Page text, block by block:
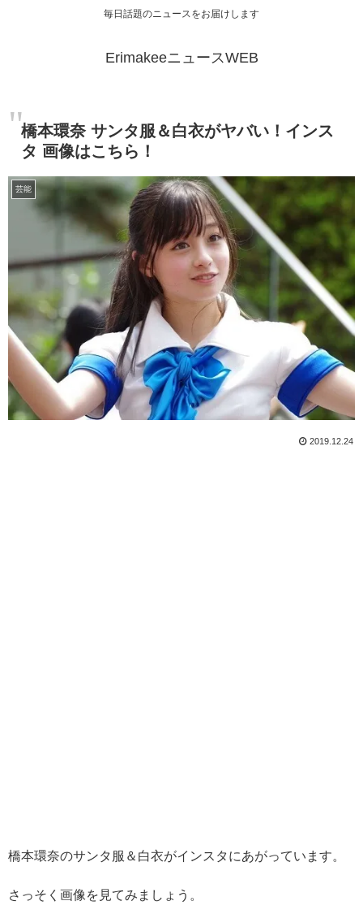
毎日話題のニュースをお届けします
ErimakeeニュースWEB
橋本環奈 サンタ服＆白衣がヤバい！インス
タ 画像はこちら！
芸能
2019.12.24
橋本環奈のサンタ服＆白衣がインスタにあがっています。
さっそく画像を見てみましょう。